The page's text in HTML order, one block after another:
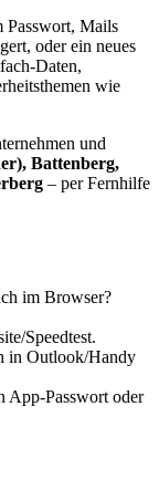
Passwort, Mails
oder ein neues
wie
und
Battenberg,
– per Fernhilfe
im Browser?
Speedtest.
in Outlook/Handy
oder